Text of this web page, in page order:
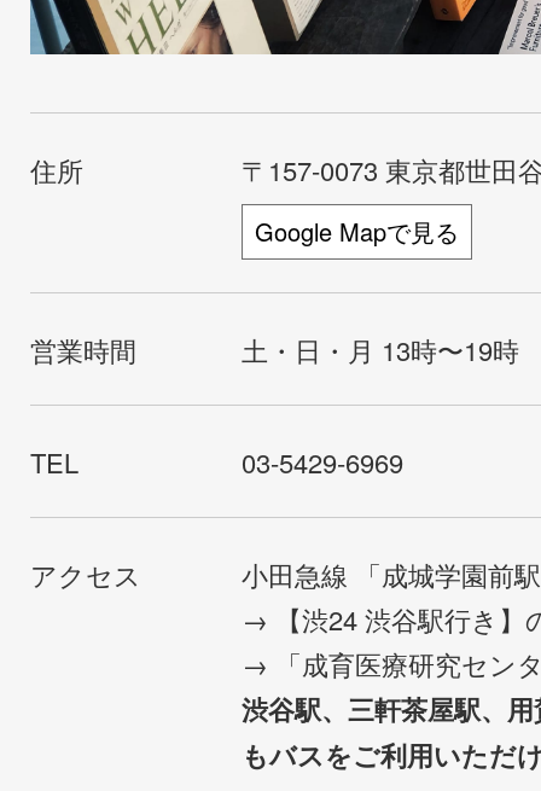
住所 〒157-0073 東京都世田
Google Mapで見る
営業時間 土・日・月 13時〜19時
TEL 03-5429-6969
アクセス
小田急線 「成城学園前
→ 【渋24 渋谷駅行き】
→ 「成育医療研究セン
渋谷駅、三軒茶屋駅、
もバスをご利用いただ